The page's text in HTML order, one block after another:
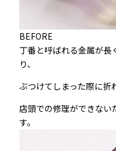
BEFORE
丁番と呼ばれる金属が長
り、
ぶつけてしまった際に折
店頭での修理ができない
す。